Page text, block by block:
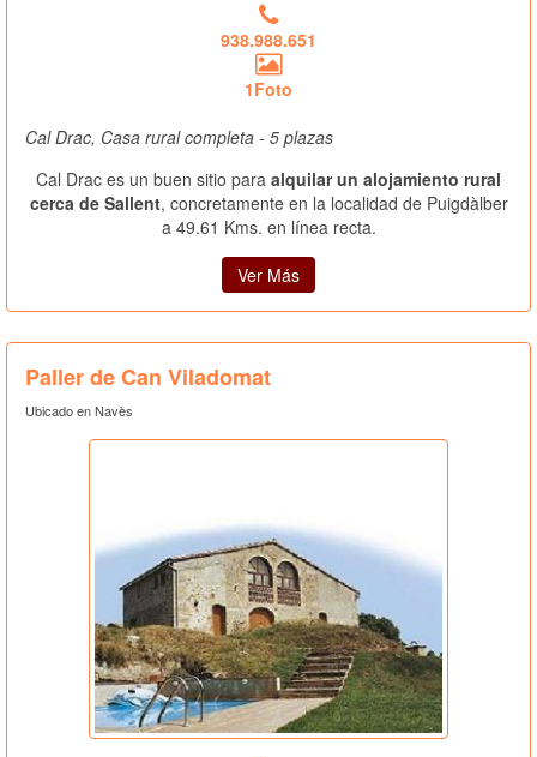
938.988.651
1Foto
Cal Drac, Casa rural completa - 5 plazas
Cal Drac es un buen sitio para alquilar un alojamiento rural
cerca de Sallent, concretamente en la localidad de Puigdàlber
a 49.61 Kms. en línea recta.
Ver Más
Paller de Can Viladomat
Ubicado en Navès